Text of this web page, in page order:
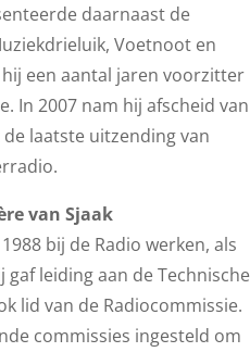
daarnaast de
Voetnoot en
een aantal jaren voorzitter
In 2007 nam hij afscheid van
laatste uitzending van
van Sjaak
bij de Radio werken, als
leiding aan de Technische
lid van de Radiocommissie.
commissies ingesteld om